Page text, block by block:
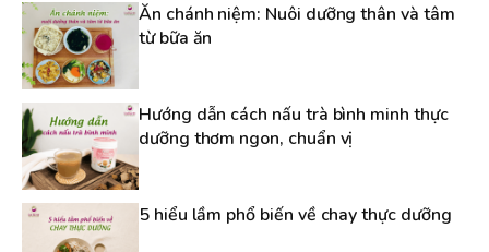
Ăn chánh niệm: Nuôi dưỡng thân và tâm
từ bữa ăn
Hướng dẫn cách nấu trà bình minh thực
dưỡng thơm ngon, chuẩn vị
5 hiểu lầm phổ biến về chay thực dưỡng